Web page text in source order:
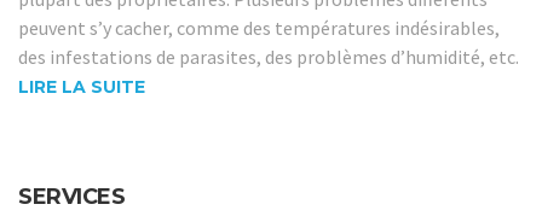
peuvent s’y cacher, comme des températures indésirables,
des infestations de parasites, des problèmes d’humidité, etc.
LIRE LA SUITE
SERVICES